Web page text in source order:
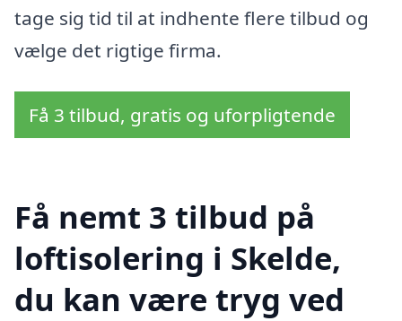
tage sig tid til at indhente flere tilbud og
vælge det rigtige firma.
Få 3 tilbud, gratis og uforpligtende
Få nemt 3 tilbud på
loftisolering i Skelde,
du kan være tryg ved